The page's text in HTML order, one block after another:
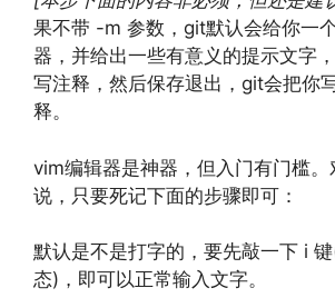
果不带 -m 参数，git默认会给你一
器，并给出一些有意义的提示文字
写注释，然后保存退出，git会把你
释。
vim编辑器是神器，但入门有门槛
说，只要死记下面的步骤即可：
默认是不是打字的，要先敲一下 i
态)，即可以正常输入文字。